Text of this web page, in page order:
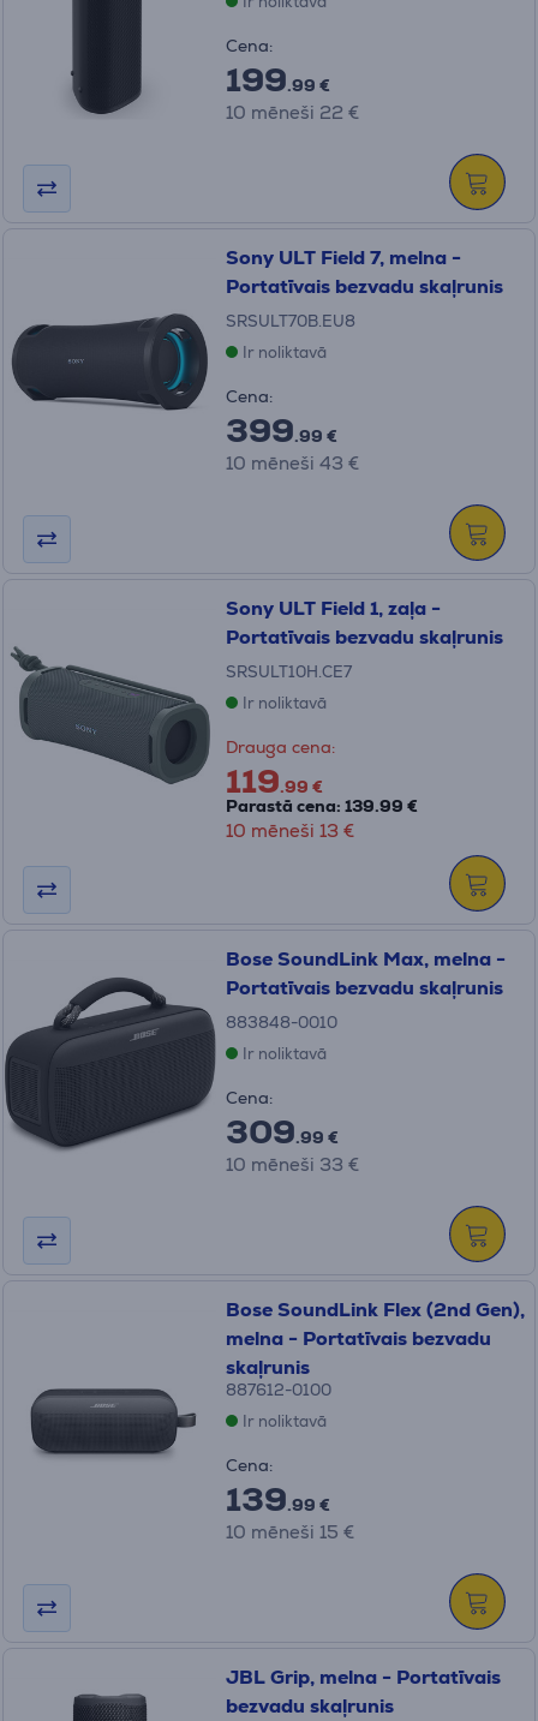
Cena:
199.99 €
10 mēneši 22 €
Sony ULT Field 7, melna -
Portatīvais bezvadu skaļrunis
SRSULT70B.EU8
Ir noliktavā
Cena:
399.99 €
10 mēneši 43 €
Sony ULT Field 1, zaļa -
Portatīvais bezvadu skaļrunis
SRSULT10H.CE7
Ir noliktavā
Drauga cena:
119.99 €
Parastā cena: 139.99 €
10 mēneši 13 €
Bose SoundLink Max, melna -
Portatīvais bezvadu skaļrunis
883848-0010
Ir noliktavā
Cena:
309.99 €
10 mēneši 33 €
Bose SoundLink Flex (2nd Gen),
melna - Portatīvais bezvadu
skaļrunis
887612-0100
Ir noliktavā
Cena:
139.99 €
10 mēneši 15 €
JBL Grip, melna - Portatīvais
bezvadu skaļrunis